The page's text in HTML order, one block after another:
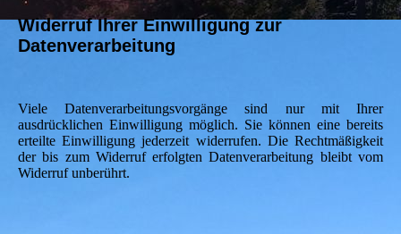
Widerruf Ihrer Einwilligung zur
Datenverarbeitung
Viele Datenverarbeitungsvorgänge sind nur mit Ihrer
ausdrücklichen Einwilligung möglich. Sie können eine bereits
erteilte Einwilligung jederzeit widerrufen. Die Rechtmäßigkeit
der bis zum Widerruf erfolgten Datenverarbeitung bleibt vom
Widerruf unberührt.